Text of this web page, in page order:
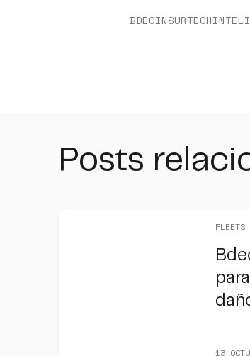
BDEOINSURTECH
Posts
FLEETS
13